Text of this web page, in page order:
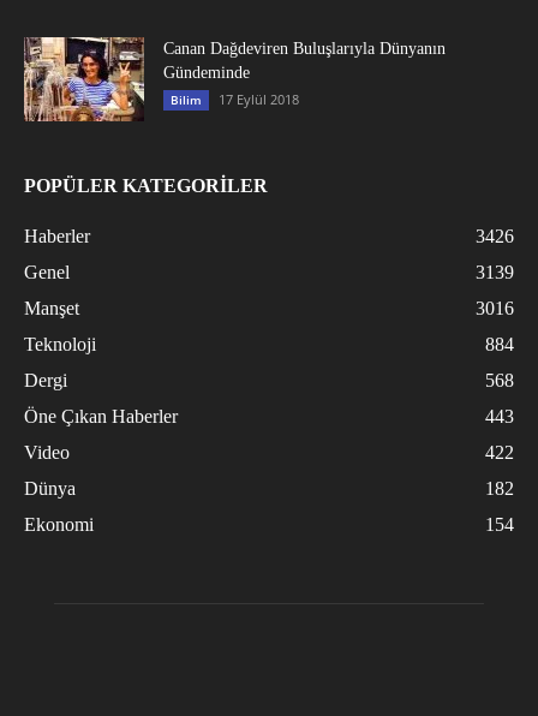
Canan Dağdeviren Buluşlarıyla Dünyanın
Gündeminde
Bilim 17 Eylül 2018
POPÜLER KATEGORİLER
Haberler
3426
Genel
3139
Manşet
3016
Teknoloji
884
Dergi
568
Öne Çıkan Haberler
443
Video
422
Dünya
182
Ekonomi
154